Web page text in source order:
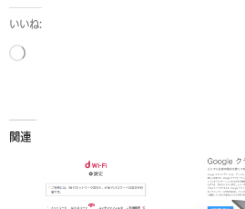
いいね:
読
み
中…
関連